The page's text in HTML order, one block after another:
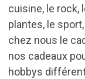
cuisine, le rock,
plantes, le
chez nous le
nos cadeaux
hobbys